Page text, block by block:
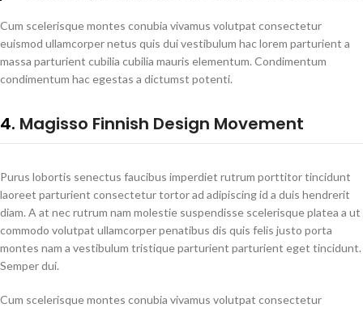
Cum scelerisque montes conubia vivamus volutpat consectetur
euismod ullamcorper netus quis dui vestibulum hac lorem parturient a
massa parturient cubilia cubilia mauris elementum. Condimentum
condimentum hac egestas a dictumst potenti.
4. Magisso Finnish Design Movement
Purus lobortis senectus faucibus imperdiet rutrum porttitor tincidunt
laoreet parturient consectetur tortor ad adipiscing id a duis hendrerit
diam. A at nec rutrum nam molestie suspendisse scelerisque platea a ut
commodo volutpat ullamcorper penatibus dis quis felis justo porta
montes nam a vestibulum tristique parturient parturient eget tincidunt.
Semper dui.
Cum scelerisque montes conubia vivamus volutpat consectetur